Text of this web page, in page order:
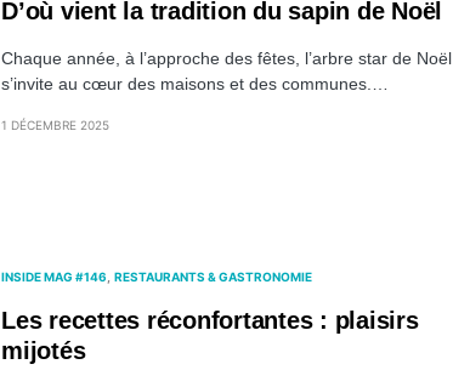
D’où vient la tradition du sapin de Noël
Chaque année, à l’approche des fêtes, l’arbre star de Noël
s’invite au cœur des maisons et des communes.…
1 DÉCEMBRE 2025
INSIDE MAG #146 RESTAURANTS & GASTRONOMIE
Les recettes réconfortantes : plaisirs
mijotés